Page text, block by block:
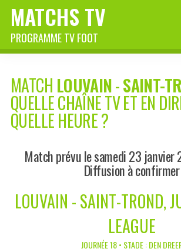
MATCHS TV
PROGRAMME TV FOOT
MATCH LOUVAIN-SAINT-
QUELLE CHAÎNE TV ET EN
QUELLE HEURE ?
Match prévu le samedi 23 janvier
Diffusion à confirmer
LOUVAIN - SAINT-TROND,
LEAGUE
JOURNÉE 18 • STADE : DEN